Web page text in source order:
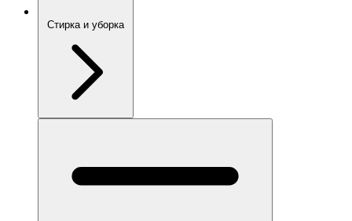
Стирка и уборка